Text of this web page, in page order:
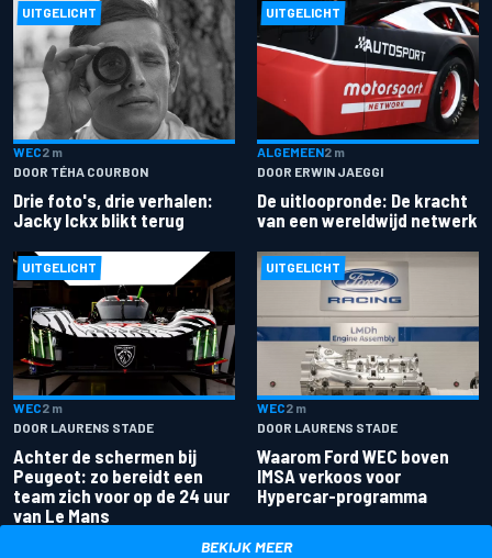
UITGELICHT
WEC2 m
DOOR TÉHA COURBON
Drie foto's, drie verhalen:
Jacky Ickx blikt terug
UITGELICHT
ALGEMEEN2 m
DOOR ERWIN JAEGGI
De uitloopronde: De kracht
van een wereldwijd netwerk
UITGELICHT
WEC2 m
DOOR LAURENS STADE
Achter de schermen bij
Peugeot: zo bereidt een
team zich voor op de 24 uur
van Le Mans
UITGELICHT
WEC2 m
DOOR LAURENS STADE
Waarom Ford WEC boven
IMSA verkoos voor
Hypercar-programma
BEKIJK MEER